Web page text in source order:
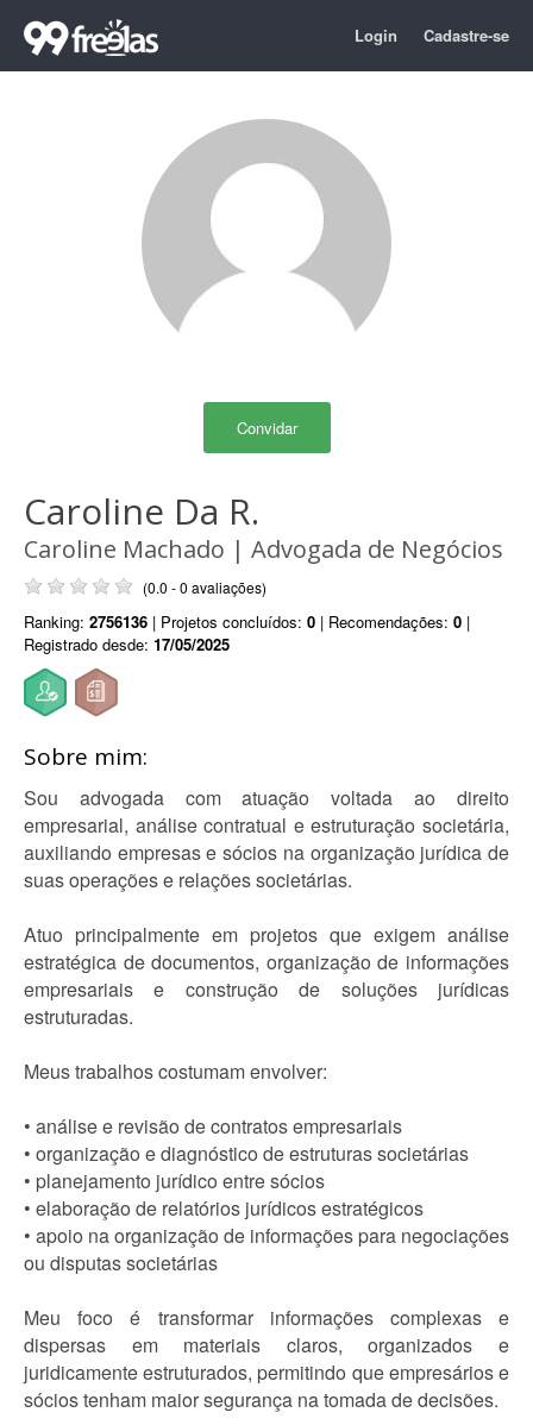
Login Cadastre-se
Convidar
Caroline Da R.
Caroline Machado | Advogada de Negócios
(0.0 - 0 avaliações)
Ranking: 2756136 | Projetos concluídos: 0 | Recomendações: 0 |
Registrado desde: 17/05/2025
Sobre mim:
Sou advogada com atuação voltada ao direito
empresarial, análise contratual e estruturação societária,
auxiliando empresas e sócios na organização jurídica de
suas operações e relações societárias.
Atuo principalmente em projetos que exigem análise
estratégica de documentos, organização de informações
empresariais e construção de soluções jurídicas
estruturadas.
Meus trabalhos costumam envolver:
• análise e revisão de contratos empresariais
• organização e diagnóstico de estruturas societárias
• planejamento jurídico entre sócios
• elaboração de relatórios jurídicos estratégicos
• apoio na organização de informações para negociações
ou disputas societárias
Meu foco é transformar informações complexas e
dispersas em materiais claros, organizados e
juridicamente estruturados, permitindo que empresários e
sócios tenham maior segurança na tomada de decisões.